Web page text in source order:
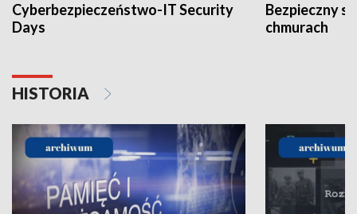
Cyberbezpieczeństwo-IT Security
Days
Bezpieczny
chmurach
HISTORIA